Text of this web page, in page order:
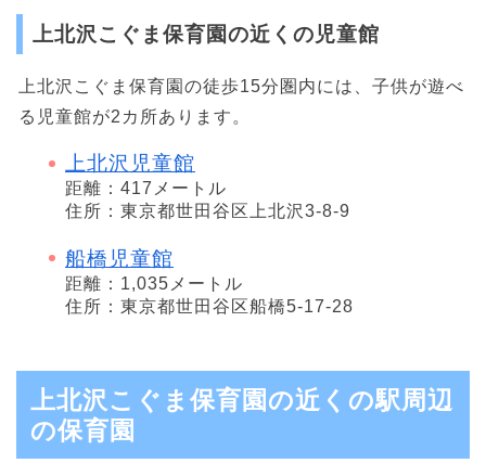
上北沢こぐま保育園の近くの児童館
上北沢こぐま保育園の徒歩15分圏内には、子供が遊べ
る児童館が2カ所あります。
上北沢児童館
距離：417メートル
住所：東京都世田谷区上北沢3-8-9
船橋児童館
距離：1,035メートル
住所：東京都世田谷区船橋5-17-28
上北沢こぐま保育園の近くの駅周辺
の保育園